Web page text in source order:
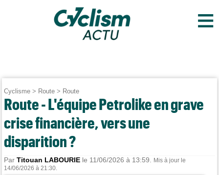
≡
Cyclisme > Route > Route
Route - L'équipe Petrolike en grave
crise financière, vers une
disparition ?
ParTitouan LABOURIE le 11/06/2026 à 13:59.
Mis à jour le
14/06/2026 à 21:30.